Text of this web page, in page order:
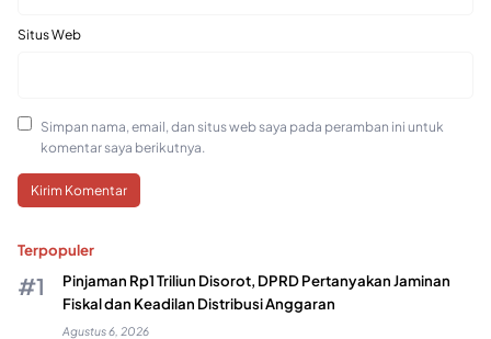
Situs Web
Simpan nama, email, dan situs web saya pada peramban ini untuk
komentar saya berikutnya.
Terpopuler
Pinjaman Rp1 Triliun Disorot, DPRD Pertanyakan Jaminan
Fiskal dan Keadilan Distribusi Anggaran
Agustus 6, 2026